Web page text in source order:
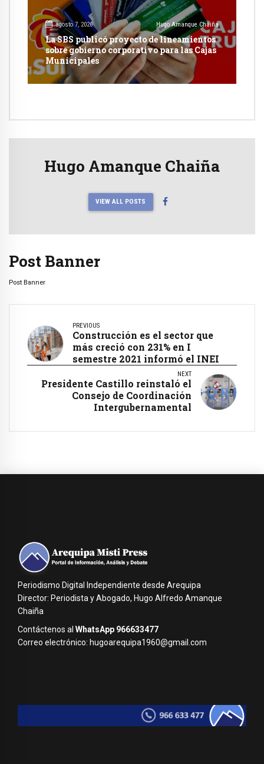
agosto 7, 2026 Hugo Amanque Chaiña
La SBS publicó proyecto de lineamientos
sobre gobierno corporativo para las Cajas
Municipales
Hugo Amanque Chaiña
VIEW ALL POSTS
Post Banner
Post Banner
PREVIOUS
Construcción es el sector que
más creció con 231% en I
semestre 2021 informó el INEI
NEXT
Presidente Castillo reinstaló el
Consejo de Coordinación
Intergubernamental
Periodismo Digital Independiente desde Arequipa
Director: Periodista y Abogado, Hugo Alfredo Amanque
Chaiña
Contáctenos al WhatsApp 966633477
Correo electrónico: hugoarequipa1960@gmail.com